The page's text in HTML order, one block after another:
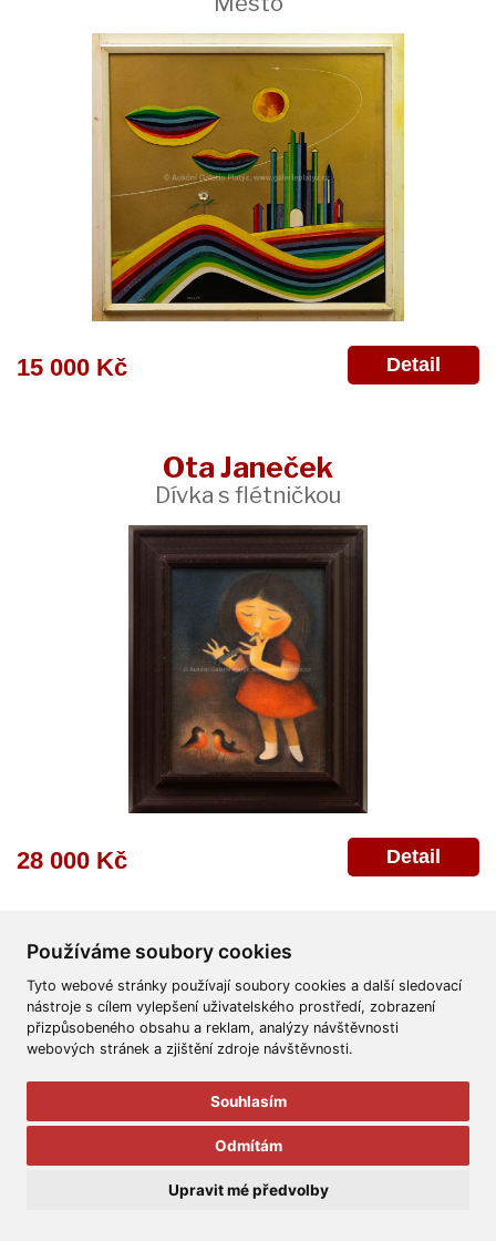
Používáme soubory cookies
Tyto webové stránky používají soubory cookies a další sledovací
nástroje s cílem vylepšení uživatelského prostředí, zobrazení
přizpůsobeného obsahu a reklam, analýzy návštěvnosti
webových stránek a zjištění zdroje návštěvnosti.
Souhlasím
Odmítám
Upravit mé předvolby
15 000 Kč Detail
Ota Janeček
Dívka s flétničkou
28 000 Kč Detail
Všeobecné obchodní podmínky Reklamační řád
Ochrana osobních údajů
Aukční Galerie Platýz
Všechna práva vyhrazena.